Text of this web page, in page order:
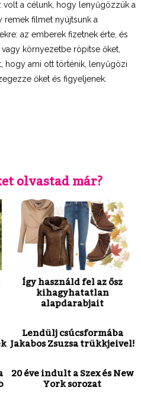
a célunk, hogy lenyűgözzük a
filmet nyújtsunk a
az emberek fizetnek érte, és
környezetbe röpítse őket,
hogy ami ott történik, lenyűgözi
őket és figyeljenek.
olvastad már?
Így használd fel az ősz
kihagyhatatlan
alapdarabjait
Lendülj csúcsformába
Jakabos Zsuzsa trükkjeivel!
20 éve indult a Szex és New
York sorozat